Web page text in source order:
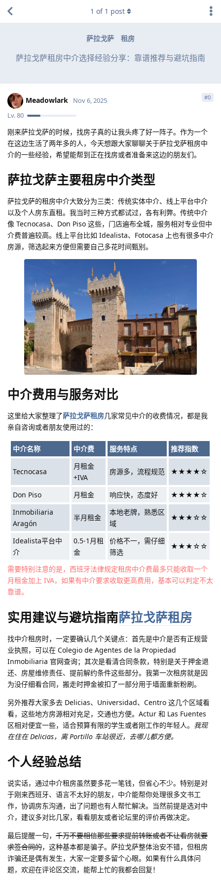
萨拉戈萨 租房
萨拉戈萨租房中介选择经验分享：靠谱推荐与避坑指南
1 of 1 post
Meadowlark
Lv.80
Nov 6, 2025 #0
刚来萨拉戈萨的时候，找房子真的让我头疼了好一阵子。作为一个
在这边生活了两年多的人，今天想跟大家聊聊关于萨拉戈萨租房中
介的一些经验，希望能帮到正在找房或者准备来这边的朋友们。
萨拉戈萨主要租房中介类型
萨拉戈萨的租房中介大致分为三类：传统实体中介、线上平台中介
以及个人房东直租。我当时三种方式都试过，各有利弊。传统中介
像 Tecnocasa、Don Piso 这些，门店遍布全城，服务相对专业但中
介费普遍较高。线上平台比如 Idealista、Fotocasa 上也有很多中介
房源，筛选起来方便但需要自己多花时间甄别。
中介费用与服务对比
这里给大家整理了萨拉戈萨租房几家常见中介的收费情况，都是我
亲自咨询或者朋友使用过的：
中介名称 中介费 服务特点 推荐指数
Tecnocasa
月租金
+IVA
房源多，流程规范 ★★★★☆
Don Piso 月租金 响应快，态度好
★★★★☆
Inmobiliaria
Aragón
半月租金
本地老牌，熟悉区
域
★★★☆☆
Idealista平台中
介
0.5-1月租
金
价格不一，需仔细
筛选
★★★☆☆
需要特别注意的是，西班牙法律规定租房中介费最多只能收取一个
月租金加上 IVA，如果有中介要求收取更高费用，基本可以判定不太
靠谱。
实用建议与避坑指南萨拉戈萨租房
找中介租房时，一定要确认几个关键点：首先是中介是否有正规营
业执照，可以在 Colegio de Agentes de la Propiedad
Inmobiliaria 官网查询；其次是看清合同条款，特别是关于押金退
还、房屋维修责任、提前解约条件这些部分。我第一次租房就是因
为没仔细看合同，搬走时押金被扣了一部分用于墙面重新粉刷。
另外推荐大家多去 Delicias、Universidad、Centro 这几个区域看
看，这些地方房源相对充足，交通也方便。Actur 和 Las Fuentes
区相对便宜一些，适合预算有限的学生或者刚工作的年轻人。 我现
在住在 Delicias，离 Portillo 车站很近，去哪儿都方便。
个人经验总结
说实话，通过中介租房虽然要多花一笔钱，但省心不少。特别是对
于刚来西班牙、语言不太好的朋友，中介能帮你处理很多文书工
作，协调房东沟通，出了问题也有人帮忙解决。当然前提是选对中
介，建议多对比几家，看看朋友或者论坛里的评价再做决定。
最后提醒一句， 千万不要相信那些要求提前转账或者不让看房就要
求签合同的，这种基本都是骗子。萨拉戈萨整体治安不错，但租房
诈骗还是偶有发生，大家一定要多留个心眼。如果有什么具体问
题，欢迎在评论区交流，能帮上忙的我都会回复！